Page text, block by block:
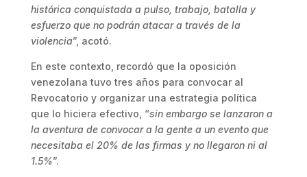
histórica conquistada a pulso, trabajo, batalla y
esfuerzo que no podrán atacar a través de la
violencia”, acotó.
En este contexto, recordó que la oposición
venezolana tuvo tres años para convocar al
Revocatorio y organizar una estrategia política
que lo hiciera efectivo, “sin embargo se lanzaron a
la aventura de convocar a la gente a un evento que
necesitaba el 20% de las firmas y no llegaron ni al
1.5%”.